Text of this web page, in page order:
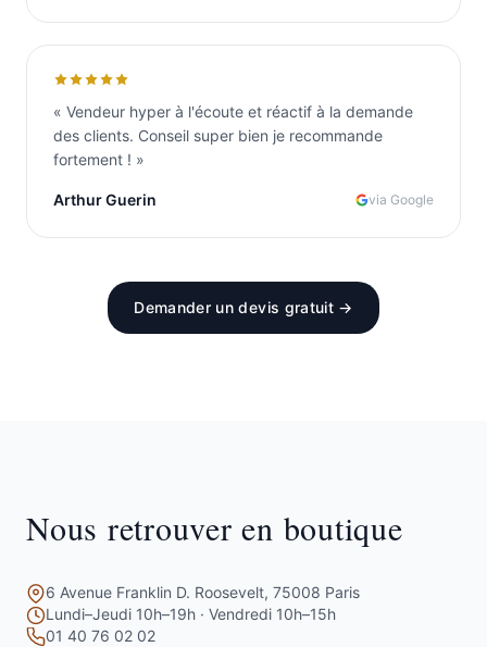
« Vendeur hyper à l'écoute et réactif à la demande
des clients. Conseil super bien je recommande
fortement ! »
Arthur Guerin via Google
Demander un devis gratuit →
Nous retrouver en boutique
6 Avenue Franklin D. Roosevelt, 75008 Paris
Lundi–Jeudi 10h–19h · Vendredi 10h–15h
01 40 76 02 02